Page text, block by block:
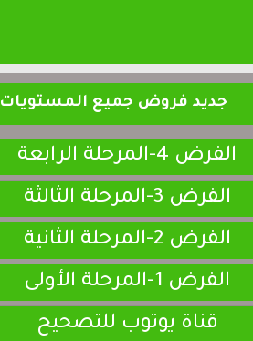
جديد فروض جميع المستويات
الفرض 4-المرحلة الرابعة
الفرض 3-المرحلة الثالثة
الفرض 2-المرحلة الثانية
الفرض 1-المرحلة الأولى
قناة يوتوب للتصحيح